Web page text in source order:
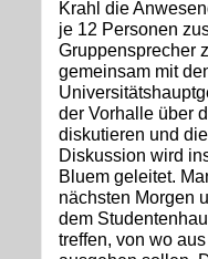
Krahl die
je 12 Personen
Gruppensprecher
gemeinsam mit
der Vorhalle über
diskutieren und
Diskussion wird
Bluem geleitet.
nächsten Morgen
dem
treffen, von wo